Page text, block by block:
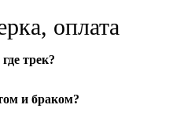
оплата
трек?
в службу доставки
и браком?